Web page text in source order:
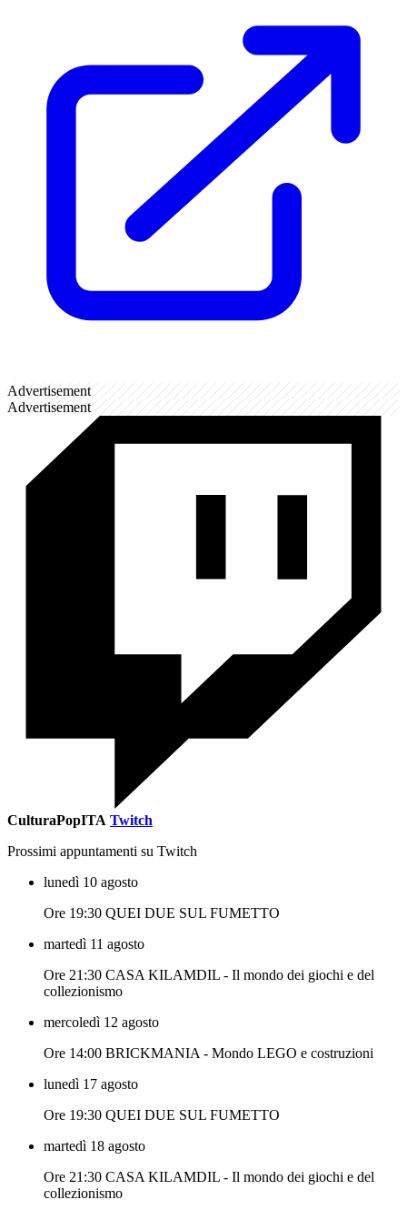
Advertisement
Advertisement
CulturaPopITA Twitch
Prossimi appuntamenti su Twitch
lunedì 10 agosto
Ore 19:30 QUEI DUE SUL FUMETTO
martedì 11 agosto
Ore 21:30 CASA KILAMDIL - Il mondo dei giochi e del
collezionismo
mercoledì 12 agosto
Ore 14:00 BRICKMANIA - Mondo LEGO e costruzioni
lunedì 17 agosto
Ore 19:30 QUEI DUE SUL FUMETTO
martedì 18 agosto
Ore 21:30 CASA KILAMDIL - Il mondo dei giochi e del
collezionismo